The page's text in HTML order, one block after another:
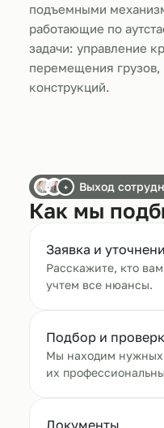
подъемными
работающие по
задачи: управление
перемещения грузов,
конструкций.
+ Выход
Как мы
Заявка и
Расскажите, кто
учтем все нюансы.
Подбор и
Мы находим нужных
их
Документы